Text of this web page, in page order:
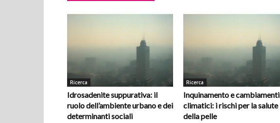
Ricerca
Idrosadenite suppurativa: il
ruolo dell’ambiente urbano e dei
determinanti sociali
Ricerca
Inquinamento e cambiamenti
climatici: i rischi per la salute
della pelle